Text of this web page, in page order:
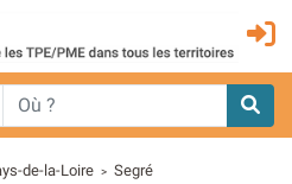
de-la-Loire > Segré